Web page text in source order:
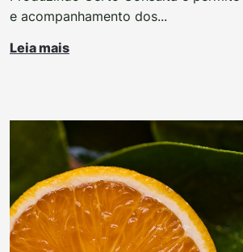
e acompanhamento dos...
Leia mais